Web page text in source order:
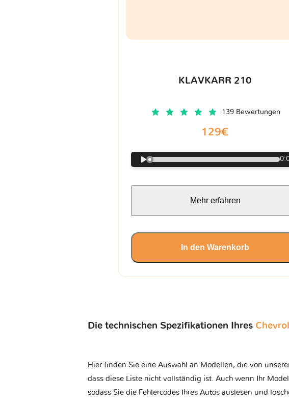
KLAVKARR 210
139 Bewertungen
129€
Mehr erfahren
In den Warenkorb
Die technischen Spezifikationen Ihres
Hier finden Sie eine Auswahl an Modellen, die von
dass diese Liste nicht vollständig ist. Auch wenn Ihr
sodass Sie die Fehlercodes Ihres Autos auslesen und